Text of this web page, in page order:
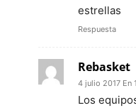
estrellas
Respuesta
Rebasket
4 julio 2017 En
Los